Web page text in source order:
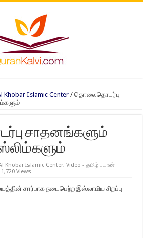
Khobar Islamic Center / தொலைதொடர்பு
சாதனங்களும்
Khobar Islamic Center,Video - தமிழ் பயான்
1,720 Views
சார்பாக நடைபெற்ற இஸ்லாமிய சிறப்பு